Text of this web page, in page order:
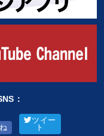
：
ツイー
ト